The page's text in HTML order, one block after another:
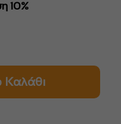
10%
Καλάθι